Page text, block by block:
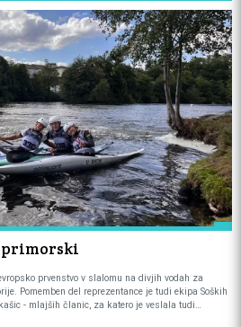
prvenstvo v slalomu na divjih vodah za
Pomemben del reprezentance je tudi ekipa Soških
- mlajših članic, za katero je veslala tudi